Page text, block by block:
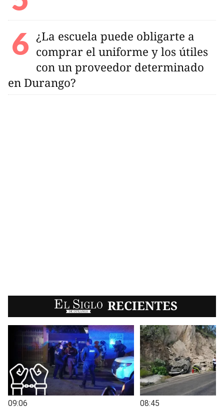
¿La escuela puede obligarte a
comprar el uniforme y los útiles
con un proveedor determinado
en Durango?
EL SIGLO RECIENTES